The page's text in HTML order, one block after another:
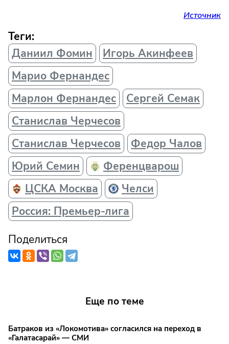
Источник
Теги:
Даниил Фомин
Игорь Акинфеев
Марио Фернандес
Марлон Фернандес
Сергей Семак
Станислав Черчесов
Станислав Черчесов
Федор Чалов
Юрий Семин
Ференцварош
ЦСКА Москва
Челси
Россия: Премьер-лига
Поделиться
Еще по теме
Батраков из «Локомотива» согласился на переход в
«Галатасарай» — СМИ